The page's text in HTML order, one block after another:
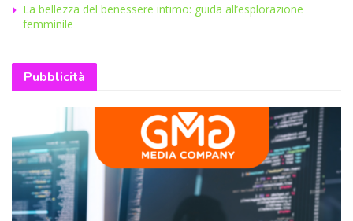
La bellezza del benessere intimo: guida all’esplorazione
femminile
Pubblicità